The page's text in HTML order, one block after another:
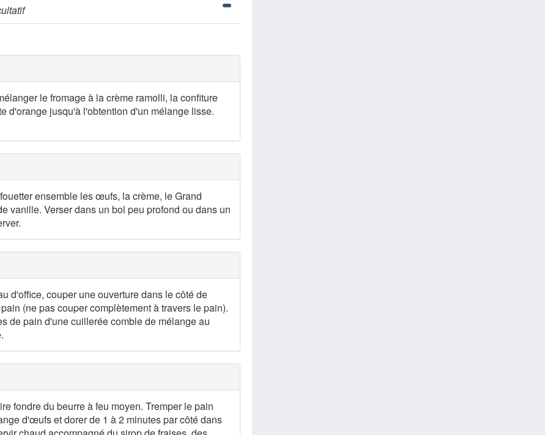
le fromage à la crème ramolli, la confiture
d'orange jusqu'à l'obtention d'un mélange lisse.
ensemble les œufs, la crème, le Grand
vanille. Verser dans un bol peu profond ou dans un
d'office, couper une ouverture dans le côté de
(ne pas couper complètement à travers le pain).
de pain d'une cuillerée comble de mélange au
fondre du beurre à feu moyen. Tremper le pain
d'œufs et dorer de 1 à 2 minutes par côté dans